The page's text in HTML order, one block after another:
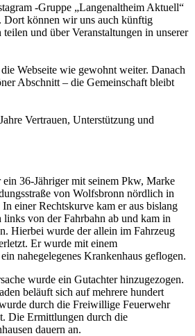
-Gruppe „Langenaltheim Aktuell“
Dort können wir uns auch künftig
und über Veranstaltungen in unserer
Webseite wie gewohnt weiter. Danach
Abschnitt – die Gemeinschaft bleibt
Vertrauen, Unterstützung und
36-Jähriger mit seinem Pkw, Marke
von Wolfsbronn nördlich in
einer Rechtskurve kam er aus bislang
links von der Fahrbahn ab und kam in
Hierbei wurde der allein im Fahrzeug
Er wurde mit einem
nahegelegenes Krankenhaus geflogen.
wurde ein Gutachter hinzugezogen.
beläuft sich auf mehrere hundert
durch die Freiwillige Feuerwehr
Die Ermittlungen durch die
dauern an.